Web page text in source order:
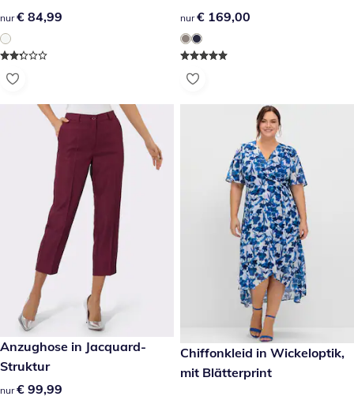
€ 84,99
nur € 84,99 € 169,00
nur € 169,00
€ 99,99
Anzughose in Jacquard-
Struktur
€ 99,99
nur € 99,99
€ 149,00
Chiffonkleid in Wickeloptik,
mit Blätterprint